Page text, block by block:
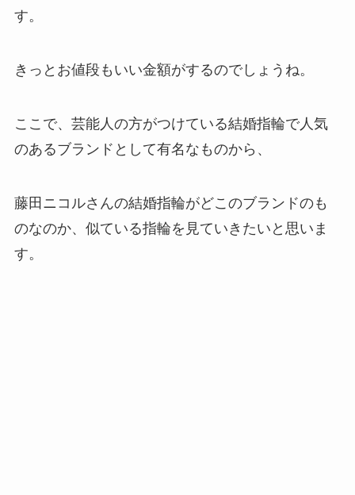
す。
きっとお値段もいい金額がするのでしょうね。
ここで、芸能人の方がつけている結婚指輪で人気
のあるブランドとして有名なものから、
藤田ニコルさんの結婚指輪がどこのブランドのも
のなのか、似ている指輪を見ていきたいと思いま
す。